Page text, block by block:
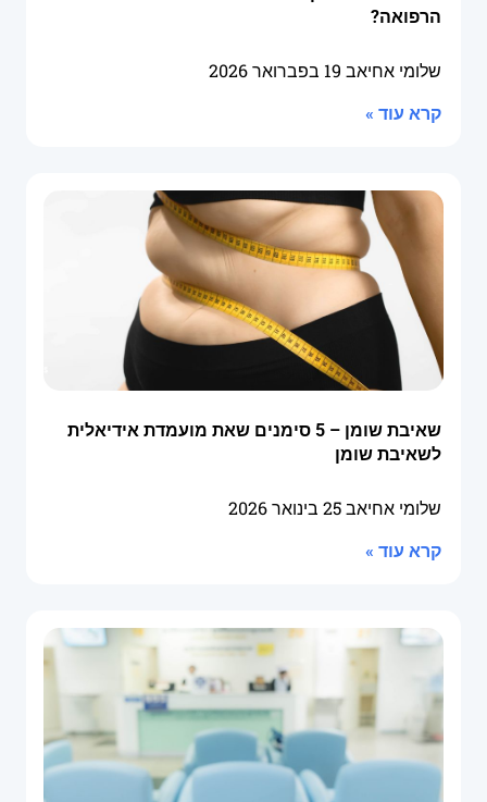
הרפואה?
שלומי אחיאב 19 בפברואר 2026
קרא עוד »
שאיבת שומן – 5 סימנים שאת מועמדת אידיאלית
לשאיבת שומן
שלומי אחיאב25 בינואר 2026
קרא עוד »